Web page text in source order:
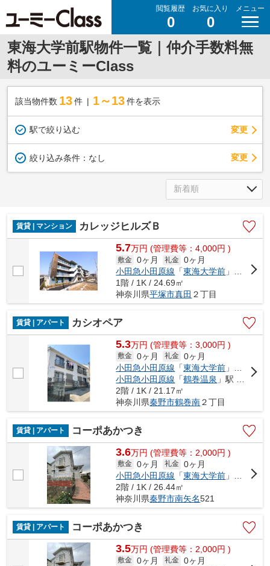
閲覧履歴
0
お気に入り
0
メニュー
東海大学前駅物件一覧｜仲介手数料無
料のユーミーClass
該当物件数 13件 1～13 件を表示
駅で絞り込む 変更
絞り込み条件： なし 変更
賃貸 | マンション カレッジヒルズＢ
5.7万円 (管理費等：4,000円 )
敷金 0ヶ月 礼金 0ヶ月
小田急小田原線 「東海大学前 」駅 徒歩18分
1階 / 1K / 24.69㎡
神奈川県平塚市真田 ２丁目
賃貸 | アパート カシオペア
5.3万円 (管理費等：3,000円 )
敷金 0ヶ月 礼金 0ヶ月
小田急小田原線 「東海大学前 」駅 徒歩10分
小田急小田原線 「鶴巻温泉 」駅 徒歩10分
2階 / 1K / 21.17㎡
神奈川県秦野市鶴巻南２丁目
賃貸 | アパート コーポあかつき
3.6万円 (管理費等：2,000円 )
敷金 0ヶ月 礼金 0ヶ月
小田急小田原線 「東海大学前 」駅 徒歩15分
2階 / 1K / 26.44㎡
神奈川県秦野市南矢名521
賃貸 | アパート コーポあかつき
3.5万円 (管理費等：2,000円 )
敷金 0ヶ月 礼金 0ヶ月